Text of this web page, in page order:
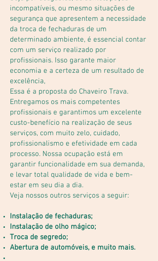
incompatíveis, ou mesmo situações de
segurança que apresentem a necessidade
da troca de fechaduras de um
determinado ambiente, é essencial contar
com um serviço realizado por
profissionais. Isso garante maior
economia e a certeza de um resultado de
excelência,
Essa é a proposta do Chaveiro Trava.
Entregamos os mais competentes
profissionais e garantimos um excelente
custo-benefício na realização de seus
serviços, com muito zelo, cuidado,
profissionalismo e efetividade em cada
processo. Nossa ocupação está em
garantir funcionalidade em sua demanda,
e levar total qualidade de vida e bem-
estar em seu dia a dia.
Veja nossos outros serviços a seguir:
Instalação de fechaduras;
Instalação de olho mágico;
Troca de segredo;
Abertura de automóveis, e muito mais.